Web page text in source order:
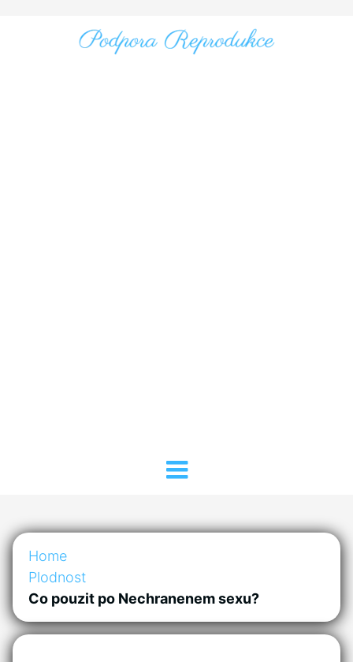
Home
Plodnost
Co pouzit po Nechranenem sexu?